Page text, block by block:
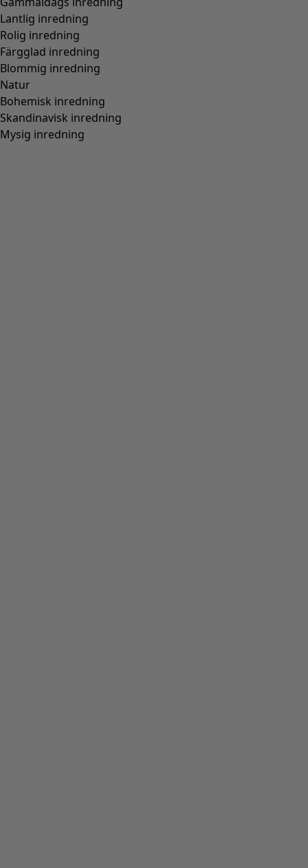
Lantlig inredning
Rolig inredning
Färgglad inredning
Blommig inredning
Natur
Bohemisk inredning
Skandinavisk inredning
Mysig inredning